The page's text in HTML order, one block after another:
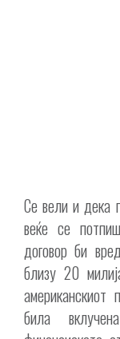
Се вели и дека
веќе се
договор би
близу 20
била